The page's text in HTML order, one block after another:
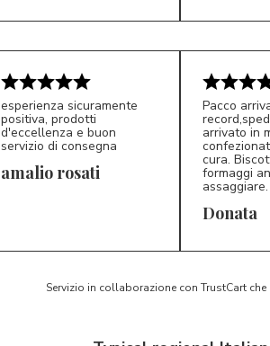
esperienza sicuramente
positiva, prodotti
d'eccellenza e buon
servizio di consegna
amalio rosati
D*
Pacco
arrivato in
cura.
formaggi
assaggiare.
Donata
Servizio in collaborazione con TrustCart